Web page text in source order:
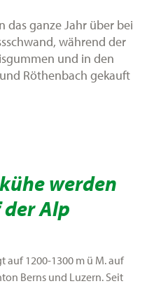
das ganze Jahr über bei
während der
und in den
Röthenbach gekauft
werden
Alp
auf 1200-1300 m ü M. auf
Berns und Luzern. Seit